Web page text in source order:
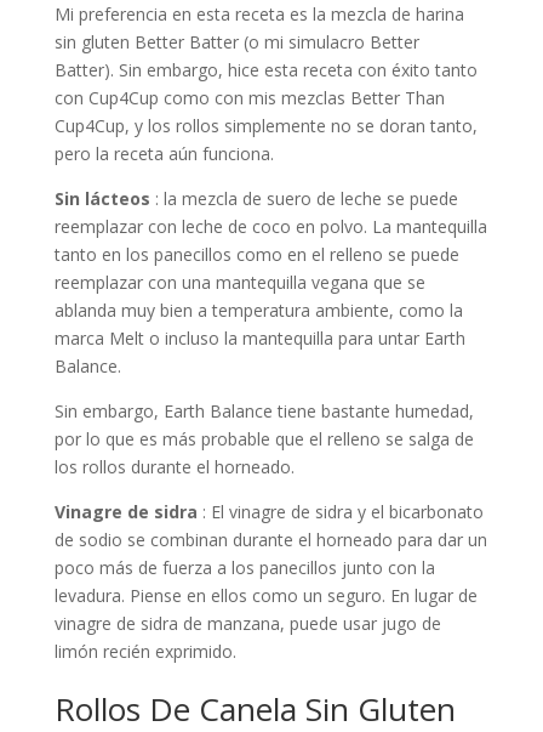
Mi preferencia en esta receta es la mezcla de harina
sin gluten Better Batter (o mi simulacro Better
Batter). Sin embargo, hice esta receta con éxito tanto
con Cup4Cup como con mis mezclas Better Than
Cup4Cup, y los rollos simplemente no se doran tanto,
pero la receta aún funciona.
Sin lácteos : la mezcla de suero de leche se puede
reemplazar con leche de coco en polvo. La mantequilla
tanto en los panecillos como en el relleno se puede
reemplazar con una mantequilla vegana que se
ablanda muy bien a temperatura ambiente, como la
marca Melt o incluso la mantequilla para untar Earth
Balance.
Sin embargo, Earth Balance tiene bastante humedad,
por lo que es más probable que el relleno se salga de
los rollos durante el horneado.
Vinagre de sidra : El vinagre de sidra y el bicarbonato
de sodio se combinan durante el horneado para dar un
poco más de fuerza a los panecillos junto con la
levadura. Piense en ellos como un seguro. En lugar de
vinagre de sidra de manzana, puede usar jugo de
limón recién exprimido.
Rollos De Canela Sin Gluten